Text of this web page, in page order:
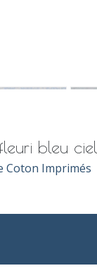
bleu ciel
Coton Imprimés